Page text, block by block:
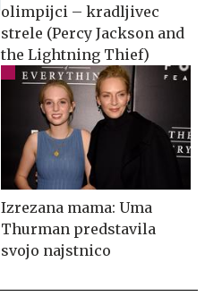
olimpijci – kradljivec
strele (Percy Jackson and
the Lightning Thief)
Izrezana mama: Uma
Thurman predstavila
svojo najstnico